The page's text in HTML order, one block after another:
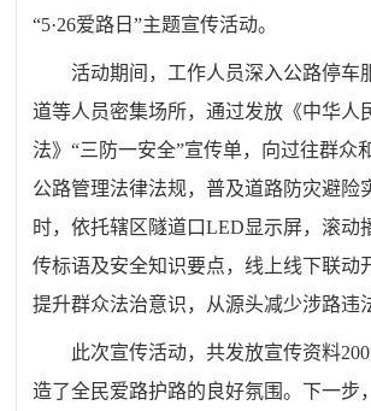
“5·26爱路日”主题宣传活动。
活动期间，工作人员深入公路停车
道等人员密集场所，通过发放《中华人
法》“三防一安全”宣传单，向过往群众
公路管理法律法规，普及道路防灾避险
时，依托辖区隧道口LED显示屏，滚动
传标语及安全知识要点，线上线下联动
提升群众法治意识，从源头减少涉路违
此次宣传活动，共发放宣传资料
造了全民爱路护路的良好氛围。下一步